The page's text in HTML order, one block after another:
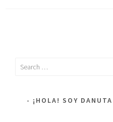
Search
¡HOLA! SOY